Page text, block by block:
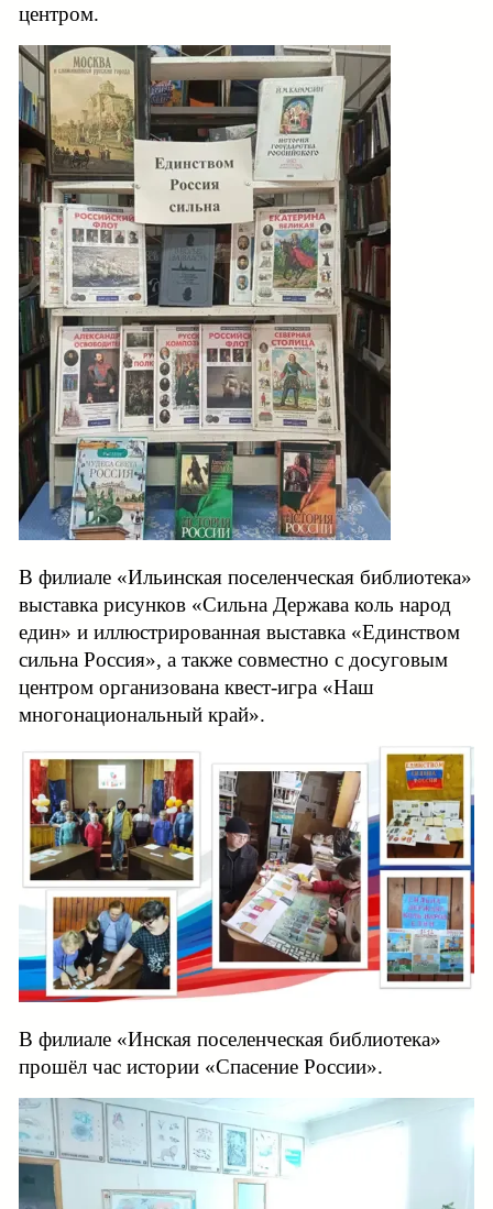
центром.
В филиале «Ильинская поселенческая библиотека»
выставка рисунков «Сильна Держава коль народ
един» и иллюстрированная выставка «Единством
сильна Россия», а также совместно с досуговым
центром организована квест-игра «Наш
многонациональный край».
В филиале «Инская поселенческая библиотека»
прошёл час истории «Спасение России».